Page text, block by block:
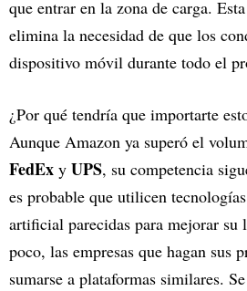
que entrar en la zona de carga.
elimina la necesidad de que los
dispositivo móvil durante todo el
¿Por qué tendría que importarte
Aunque Amazon ya superó el
FedEx y UPS, su competencia
es probable que utilicen
artificial parecidas para mejorar su
poco, las empresas que hagan sus
sumarse a plataformas similares.